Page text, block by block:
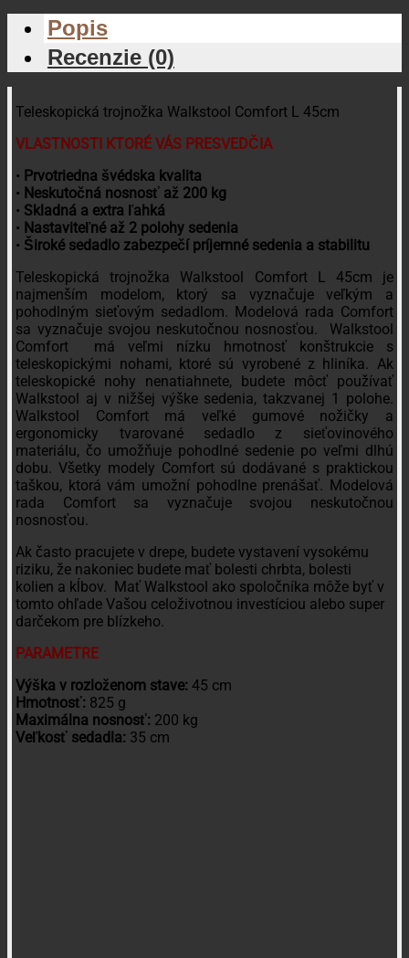
Popis
Recenzie (0)
Teleskopická trojnožka Walkstool Comfort L 45cm
VLASTNOSTI KTORÉ VÁS PRESVEDČIA
• Prvotriedna švédska kvalita
• Neskutočná nosnosť až 200 kg
• Skladná a extra ľahká
• Nastaviteľné až 2 polohy sedenia
• Široké sedadlo zabezpečí príjemné sedenia a stabilitu
Teleskopická trojnožka Walkstool Comfort L 45cm je
najmenším modelom, ktorý sa vyznačuje veľkým a
pohodlným sieťovým sedadlom. Modelová rada Comfort
sa vyznačuje svojou neskutočnou nosnosťou. Walkstool
Comfort má veľmi nízku hmotnosť konštrukcie s
teleskopickými nohami, ktoré sú vyrobené z hliníka. Ak
teleskopické nohy nenatiahnete, budete môcť používať
Walkstool aj v nižšej výške sedenia, takzvanej 1 polohe.
Walkstool Comfort má veľké gumové nožičky a
ergonomicky tvarované sedadlo z sieťovinového
materiálu, čo umožňuje pohodlné sedenie po veľmi dlhú
dobu. Všetky modely Comfort sú dodávané s praktickou
taškou, ktorá vám umožní pohodlne prenášať. Modelová
rada Comfort sa vyznačuje svojou neskutočnou
nosnosťou.
Ak často pracujete v drepe, budete vystavení vysokému
riziku, že nakoniec budete mať bolesti chrbta, bolesti
kolien a kĺbov. Mať Walkstool ako spoločníka môže byť v
tomto ohľade Vašou celoživotnou investíciou alebo super
darčekom pre blízkeho.
PARAMETRE
Výška v rozloženom stave: 45 cm
Hmotnosť: 825 g
Maximálna nosnosť: 200 kg
Veľkosť sedadla: 35 cm